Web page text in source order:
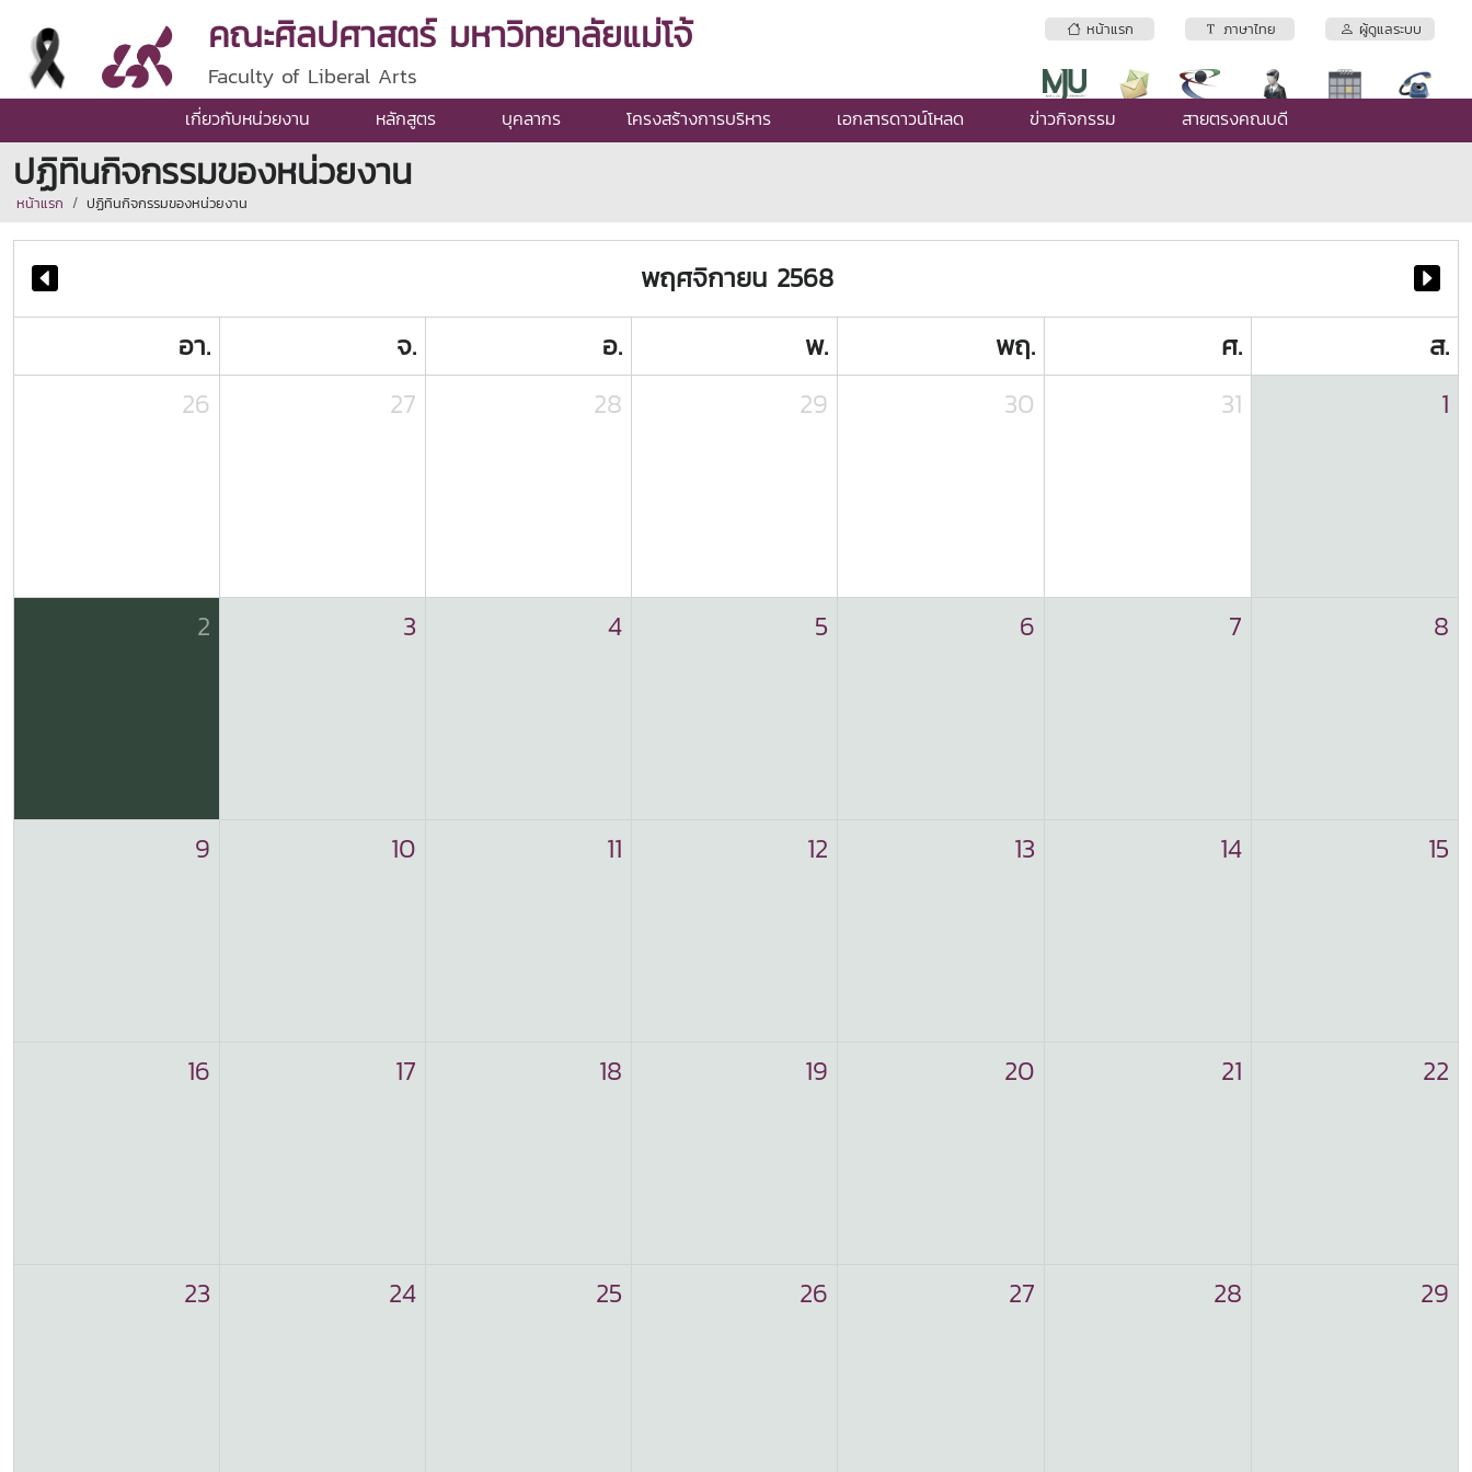
หน้าแรก ภาษาไทย ผู้ดูแลระบบ
คณะศิลปศาสตร์ มหาวิทยาลัยแม่โจ้
Faculty of Liberal Arts
เกี่ยวกับหน่วยงาน หลักสูตร บุคลากร โครงสร้างการบริหาร เอกสารดาวน์โหลด ข่าวกิจกรรม สายตรงคณบดี
ปฏิทินกิจกรรมของหน่วยงาน
หน้าแรก ปฏิทินกิจกรรมของหน่วยงาน
พฤศจิกายน 2568
อา.
จ. อ. พ. พฤ. ศ.
ส.
26
27 28 29 30 31 1
2 3 4 5 6 7 8
9 10 11 12 13 14 15
16 17 18 19 20 21 22
23 24 25 26 27 28 29